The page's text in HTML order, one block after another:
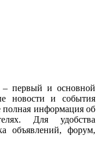
первый и основной
новости и события
полная информация об
Для удобства
объявлений, форум,